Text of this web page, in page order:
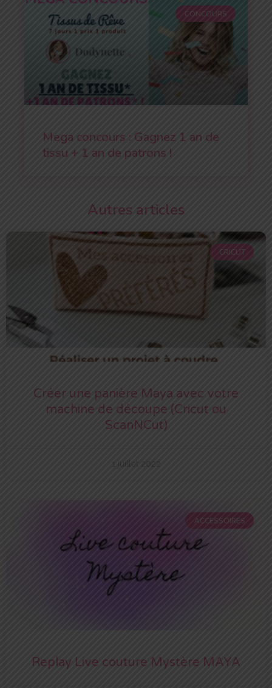
CONCOURS
Mega concours : Gagnez 1 an de
tissu + 1 an de patrons !
Autres articles
CRICUT
Créer une panière Maya avec votre
machine de découpe (Cricut ou
ScanNCut)
1 juillet 2022
ACCESSOIRES
Replay Live couture Mystère MAYA